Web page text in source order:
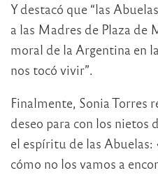
Y destacó que “las
a las Madres de Plaza de
moral de la Argentina en
nos tocó vivir”.
Finalmente, Sonia Torres
deseo para con los nietos
el espíritu de las Abuelas:
cómo no los vamos a